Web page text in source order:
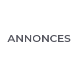
ANNONCES